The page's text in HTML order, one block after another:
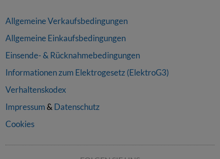
Allgemeine Verkaufsbedingungen
Allgemeine Einkaufsbedingungen
Einsende- & Rücknahmebedingungen
Informationen zum Elektrogesetz (ElektroG3)
Verhaltenskodex
Impressum& Datenschutz
Cookies